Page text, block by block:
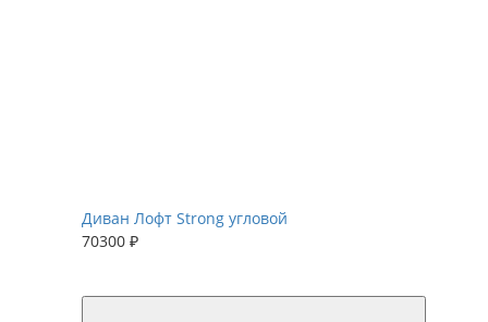
Диван Лофт Strong угловой
70300 ₽